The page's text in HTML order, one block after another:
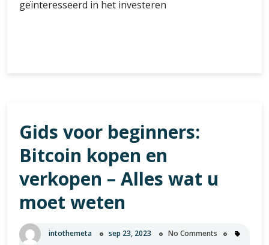
geïnteresseerd in het investeren
PayPal:
Ontdek
hoe
het
werkt!
Gids voor beginners:
Bitcoin kopen en
verkopen – Alles wat u
moet weten
intothemeta sep 23, 2023 No Comments